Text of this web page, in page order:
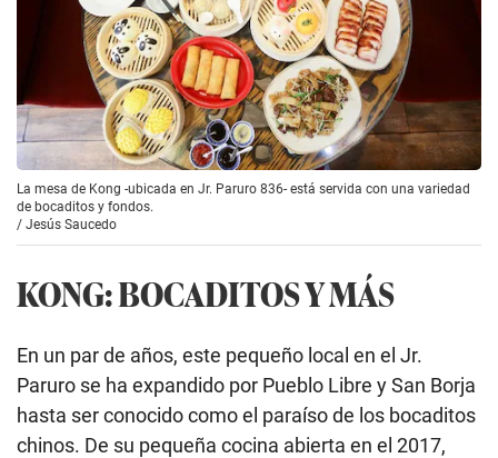
La mesa de Kong -ubicada en Jr. Paruro 836- está servida con una variedad
de bocaditos y fondos.
/ Jesús Saucedo
KONG: BOCADITOS Y MÁS
En un par de años, este pequeño local en el Jr.
Paruro se ha expandido por Pueblo Libre y San Borja
hasta ser conocido como el paraíso de los bocaditos
chinos. De su pequeña cocina abierta en el 2017,